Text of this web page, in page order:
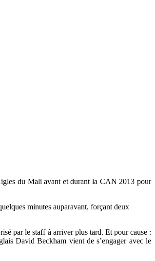
du Mali avant et durant la CAN 2013 pour
minutes auparavant, forçant deux
par le staff à arriver plus tard. Et pour cause :
David Beckham vient de s’engager avec le